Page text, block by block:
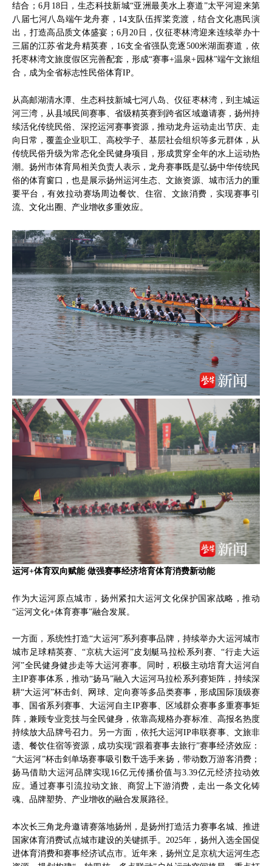
结合；6月18日，生态科技新城“亚洲最美水上赛道”太平河迎来第
八届七河八岛端午龙舟赛，14支队伍挥桨竞渡，结合文化惠民演
出，打造高品质文体盛宴；6月20日，仪征枣林湾迎来连续举办十
三届的江苏省龙舟精英赛，16支全省强队竞逐500米湖面赛道，依
托枣林湾文旅度假区完善配套，形成“赛事+温泉+园林”端午文旅组
合，成为全省标志性民俗体育IP。
从高邮湖清水潭、生态科技新城七河八岛、仪征枣林湾，到主城运
河三湾，从县域民间赛事、省级精英赛到跨省区域邀请赛，扬州持
续活化传统民俗、深挖运河赛事资源，推动龙舟运动走出节庆、走
向日常，覆盖企业职工、高校学子、基层社会组织等多元群体，从
传统民俗升级为常态化全民健身项目，形成贯穿全年的水上运动热
潮。扬州市体育局相关负责人表示，龙舟赛事既是弘扬中华传统民
俗的体育窗口，也是展示扬州运河生态、文旅资源、城市活力的重
要平台，有效拉动赛场周边餐饮、住宿、文旅消费，实现赛事引
流、文化出圈、产业增收多重效应。
运河+体育双向赋能 做强赛事经济培育体育消费新动能
作为大运河原点城市，扬州紧扣大运河文化保护国家战略，推动
“运河文化+体育赛事”融合发展。
一方面，系统性打造“大运河”系列赛事品牌，持续举办大运河城市
城市足球精英赛、“京杭大运河”皮划艇马拉松系列赛、“行走大运
河”全民健身健步走等大运河赛事。同时，积极主动培育大运河自
主IP赛事体系，推动“扬马”融入大运河马拉松系列赛矩阵，持续深
耕“大运河”杯击剑、网球、定向赛等多品类赛事，形成国际顶级赛
事、国省系列赛事、大运河自主IP赛事、区域群众赛事多重赛事矩
阵，兼顾专业竞技与全民健身，依靠高规格办赛标准、高报名热度
持续放大品牌号召力。另一方面，依托大运河IP串联赛事、文旅非
遗、餐饮住宿等资源，成功实现“跟着赛事去旅行”赛事经济效应：
“大运河”杯击剑单场赛事吸引数千选手来扬，带动数万游客消费；
扬马借助大运河品牌实现16亿元传播价值与3.39亿元经济拉动效
应。通过赛事引流拉动文旅、商贸上下游消费，走出一条文化铸
魂、品牌塑势、产业增收的融合发展路径。
本次长三角龙舟邀请赛落地扬州，是扬州打造活力赛事名城、推进
国家体育消费试点城市建设的关键抓手。2025年，扬州入选全国促
进体育消费和赛事经济试点市。近年来，扬州立足京杭大运河生态